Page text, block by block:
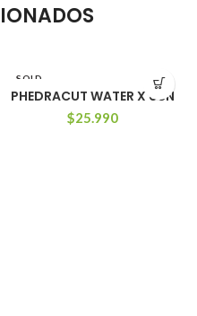
SOLD
PHEDRACUT WATER X USN
$25.990